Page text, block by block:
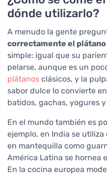
dónde utilizarlo?
A menudo la gente
correctamente el
simple: igual que su
pelarse, aunque es un
plátanos clásicos, y la
sabor dulce lo convierte
batidos, gachas, yogures
En el mundo también es
ejemplo, en India se
en mantequilla como
América Latina se hornea
En la cocina europea